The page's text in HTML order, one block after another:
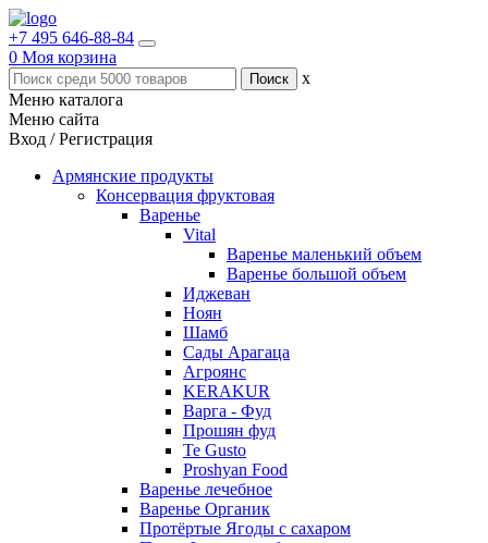
+7 495 646-88-84
0 Моя корзина
x
Меню каталога
Меню сайта
Вход / Регистрация
Армянские продукты
Консервация фруктовая
Варенье
Vital
Варенье маленький объем
Варенье большой объем
Иджеван
Ноян
Шамб
Сады Арагаца
Агроянс
KERAKUR
Варга - Фуд
Прошян фуд
Te Gusto
Proshyan Food
Варенье лечебное
Варенье Органик
Протёртые Ягоды с сахаром